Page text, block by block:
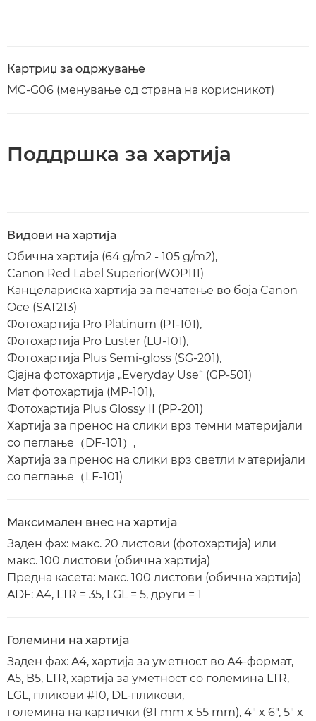
Картриџ за одржување
MC-G06 (менување од страна на корисникот)
Поддршка за хартија
Видови на хартија
Обична хартија (64 g/m2 - 105 g/m2),
Canon Red Label Superior(WOP111)
Канцелариска хартија за печатење во боја Canon
Oce (SAT213)
Фотохартија Pro Platinum (PT-101),
Фотохартија Pro Luster (LU-101),
Фотохартија Plus Semi-gloss (SG-201),
Сјајна фотохартија „Everyday Use“ (GP-501)
Мат фотохартија (MP-101),
Фотохартија Plus Glossy II (PP-201)
Хартија за пренос на слики врз темни материјали
со пеглање（DF-101）,
Хартија за пренос на слики врз светли материјали
со пеглање（LF-101)
Максимален внес на хартија
Заден фах: макс. 20 листови (фотохартија) или
макс. 100 листови (обична хартија)
Предна касета: макс. 100 листови (обична хартија)
ADF: A4, LTR = 35, LGL = 5, други = 1
Големини на хартија
Заден фах: A4, хартија за уметност во A4-формат,
A5, B5, LTR, хартија за уметност со големина LTR,
LGL, пликови #10, DL-пликови,
големина на картички (91 mm x 55 mm), 4" x 6", 5" x